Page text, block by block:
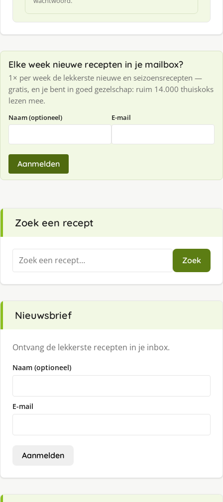
Elke week nieuwe recepten in je mailbox?
1× per week de lekkerste nieuwe en seizoensrecepten —
gratis, en je bent in goed gezelschap: ruim 14.000 thuiskoks
lezen mee.
Naam (optioneel) E-mail
Aanmelden
Zoek een recept
Zoeken
naar:
Zoek
Nieuwsbrief
Ontvang de lekkerste recepten in je inbox.
Naam (optioneel)
E-mail
Aanmelden